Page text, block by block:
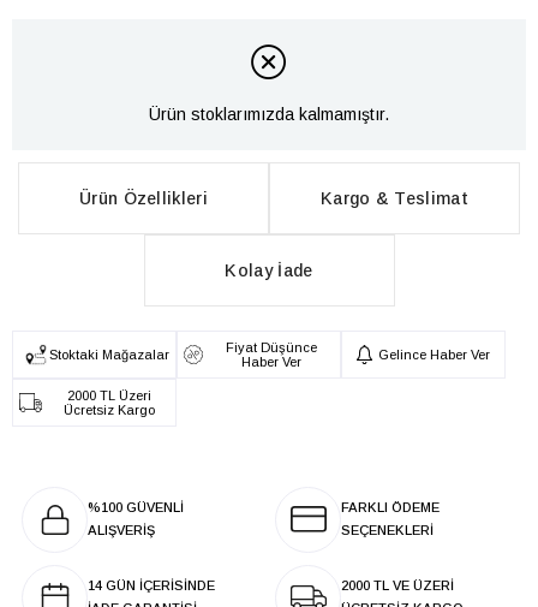
Ürün stoklarımızda kalmamıştır.
Ürün Özellikleri Kargo & Teslimat
Kolay İade
Stoktaki Mağazalar
Fiyat Düşünce
Haber Ver
Gelince Haber Ver
2000 TL Üzeri
Ücretsiz Kargo
%100 GÜVENLİ
ALIŞVERİŞ
FARKLI ÖDEME
SEÇENEKLERİ
14 GÜN İÇERİSİNDE
2000 TL VE ÜZERİ